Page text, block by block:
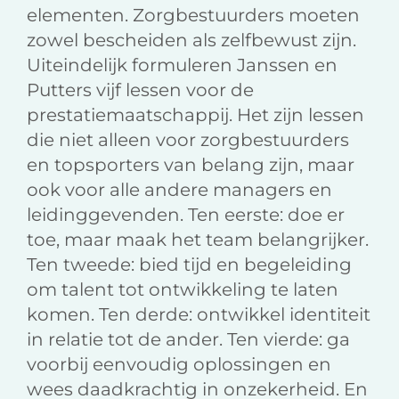
elementen. Zorgbestuurders moeten
zowel bescheiden als zelfbewust zijn.
Uiteindelijk formuleren Janssen en
Putters vijf lessen voor de
prestatiemaatschappij. Het zijn lessen
die niet alleen voor zorgbestuurders
en topsporters van belang zijn, maar
ook voor alle andere managers en
leidinggevenden. Ten eerste: doe er
toe, maar maak het team belangrijker.
Ten tweede: bied tijd en begeleiding
om talent tot ontwikkeling te laten
komen. Ten derde: ontwikkel identiteit
in relatie tot de ander. Ten vierde: ga
voorbij eenvoudig oplossingen en
wees daadkrachtig in onzekerheid. En